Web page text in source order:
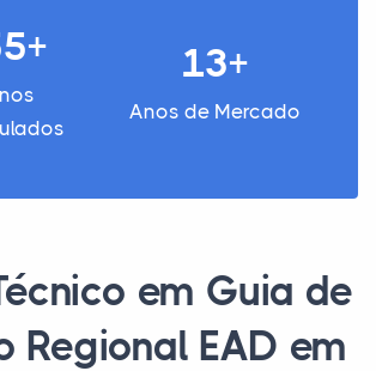
13+
Anos de Mercado
em Guia de
Regional EAD em